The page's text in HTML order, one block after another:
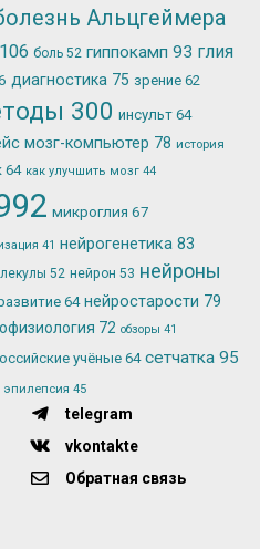
Альцгеймера
106 боль 52 гиппокамп 93 глия
диагностика 75 зрение 62
300 инсульт 64
мозг-компьютер 78 история
64 как улучшить мозг 44
микроглия 67
41 нейрогенетика 83
52 нейрон 53 нейроны
64 нейростарости 79
72 обзоры 41
учёные64 сетчатка 95
эпилепсия 45
telegram
vkontakte
Обратная связь